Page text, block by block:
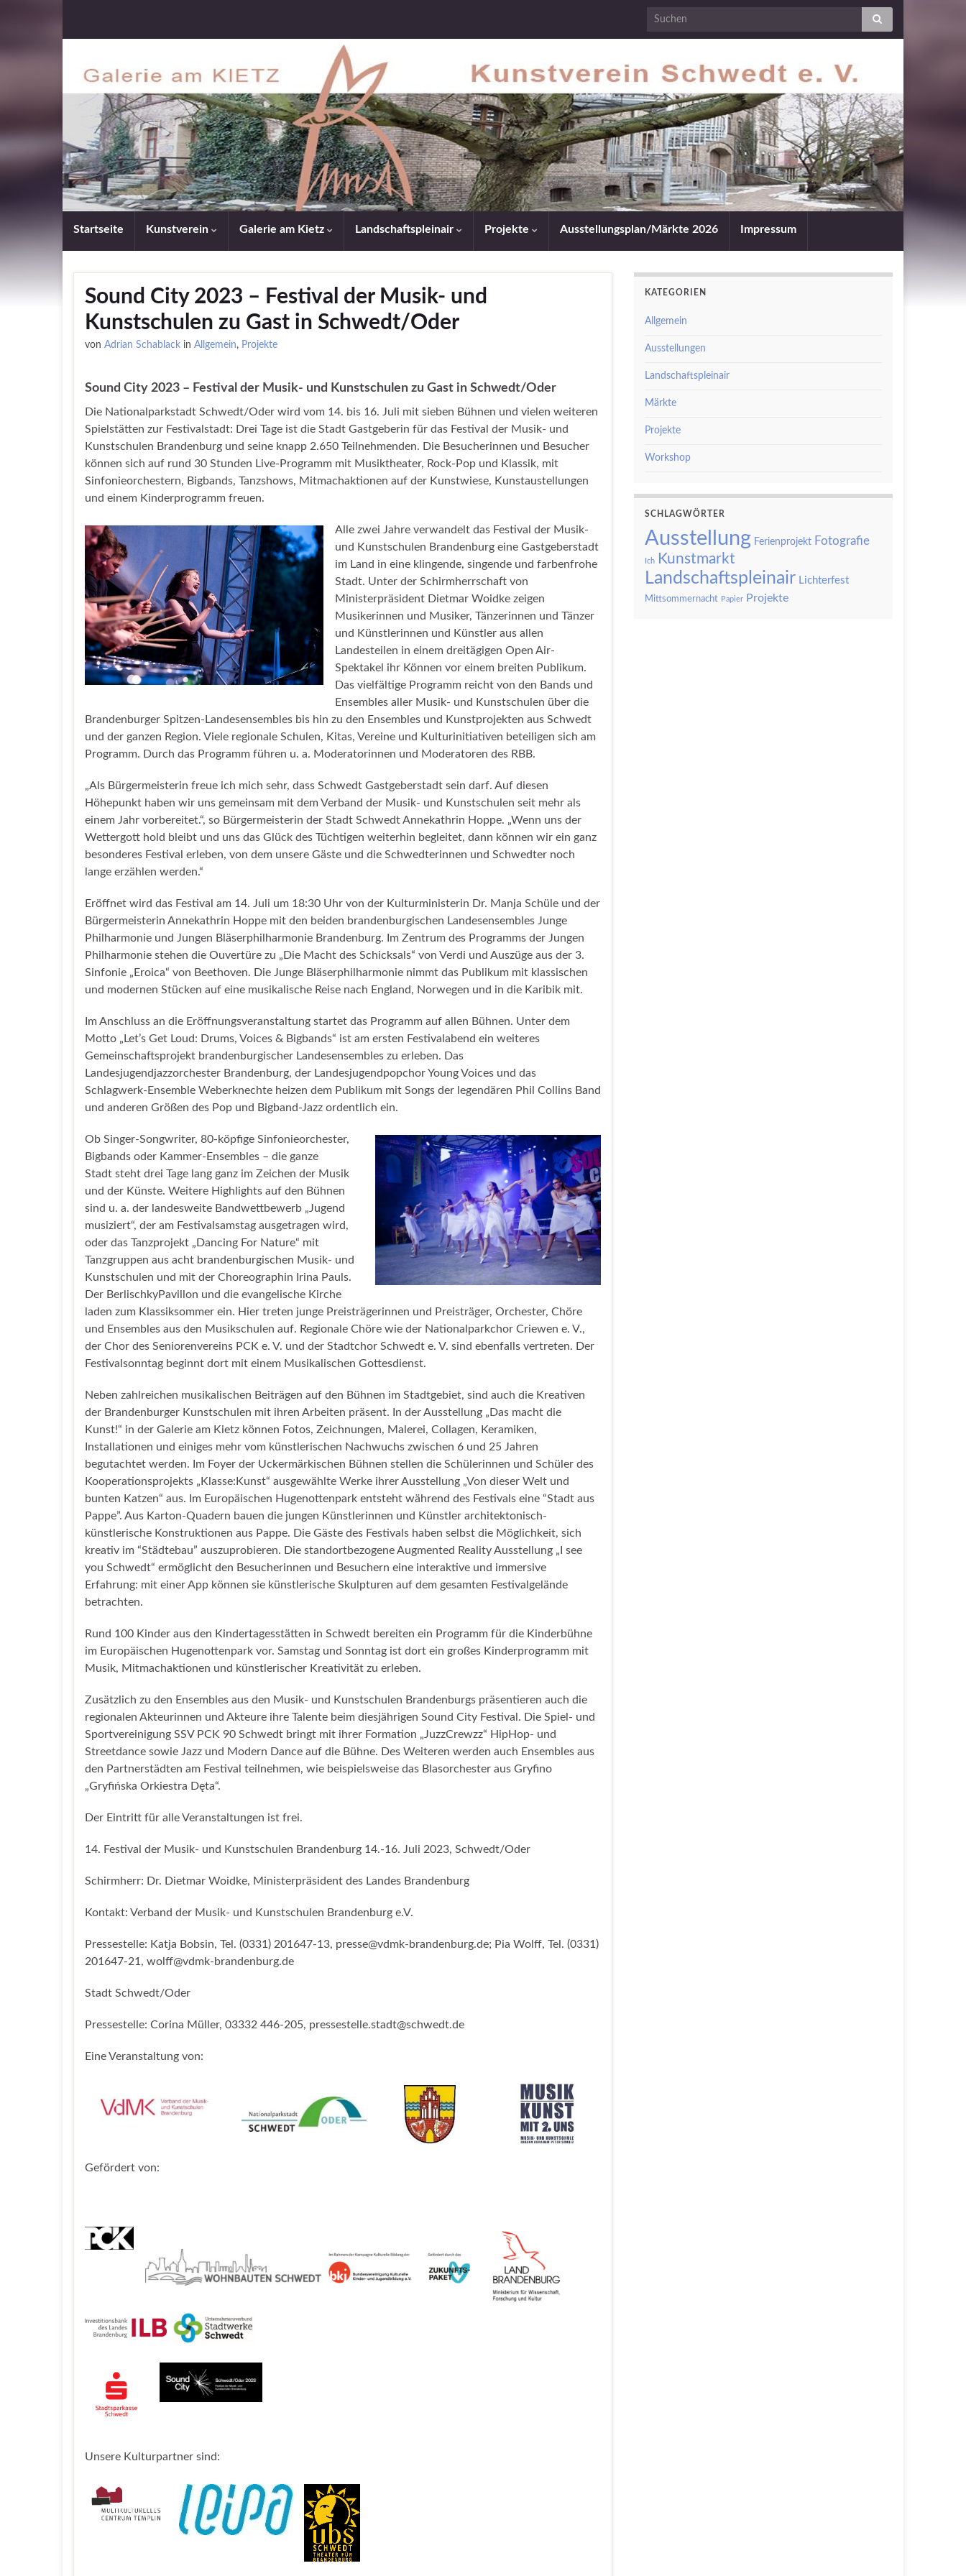
Startseite Kunstverein Galerie am Kietz Landschaftspleinair Projekte Ausstellungsplan/Märkte 2026 Impressum
Sound City 2023 – Festival der Musik- und
Kunstschulen zu Gast in Schwedt/Oder
von Adrian Schablack in Allgemein, Projekte
Sound City 2023 – Festival der Musik- und Kunstschulen zu Gast in Schwedt/Oder
Die Nationalparkstadt Schwedt/Oder wird vom 14. bis 16. Juli mit sieben Bühnen und vielen weiteren
Spielstätten zur Festivalstadt: Drei Tage ist die Stadt Gastgeberin für das Festival der Musik- und
Kunstschulen Brandenburg und seine knapp 2.650 Teilnehmenden. Die Besucherinnen und Besucher
können sich auf rund 30 Stunden Live-Programm mit Musiktheater, Rock-Pop und Klassik, mit
Sinfonieorchestern, Bigbands, Tanzshows, Mitmachaktionen auf der Kunstwiese, Kunstaustellungen
und einem Kinderprogramm freuen.
Alle zwei Jahre verwandelt das Festival der Musik-
und Kunstschulen Brandenburg eine Gastgeberstadt
im Land in eine klingende, singende und farbenfrohe
Stadt. Unter der Schirmherrschaft von
Ministerpräsident Dietmar Woidke zeigen
Musikerinnen und Musiker, Tänzerinnen und Tänzer
und Künstlerinnen und Künstler aus allen
Landesteilen in einem dreitägigen Open Air-
Spektakel ihr Können vor einem breiten Publikum.
Das vielfältige Programm reicht von den Bands und
Ensembles aller Musik- und Kunstschulen über die
Brandenburger Spitzen-Landesensembles bis hin zu den Ensembles und Kunstprojekten aus Schwedt
und der ganzen Region. Viele regionale Schulen, Kitas, Vereine und Kulturinitiativen beteiligen sich am
Programm. Durch das Programm führen u. a. Moderatorinnen und Moderatoren des RBB.
„Als Bürgermeisterin freue ich mich sehr, dass Schwedt Gastgeberstadt sein darf. Auf diesen
Höhepunkt haben wir uns gemeinsam mit dem Verband der Musik- und Kunstschulen seit mehr als
einem Jahr vorbereitet.“, so Bürgermeisterin der Stadt Schwedt Annekathrin Hoppe. „Wenn uns der
Wettergott hold bleibt und uns das Glück des Tüchtigen weiterhin begleitet, dann können wir ein ganz
besonderes Festival erleben, von dem unsere Gäste und die Schwedterinnen und Schwedter noch
lange erzählen werden.“
Eröffnet wird das Festival am 14. Juli um 18:30 Uhr von der Kulturministerin Dr. Manja Schüle und der
Bürgermeisterin Annekathrin Hoppe mit den beiden brandenburgischen Landesensembles Junge
Philharmonie und Jungen Bläserphilharmonie Brandenburg. Im Zentrum des Programms der Jungen
Philharmonie stehen die Ouvertüre zu „Die Macht des Schicksals“ von Verdi und Auszüge aus der 3.
Sinfonie „Eroica“ von Beethoven. Die Junge Bläserphilharmonie nimmt das Publikum mit klassischen
und modernen Stücken auf eine musikalische Reise nach England, Norwegen und in die Karibik mit.
Im Anschluss an die Eröffnungsveranstaltung startet das Programm auf allen Bühnen. Unter dem
Motto „Let’s Get Loud: Drums, Voices & Bigbands“ ist am ersten Festivalabend ein weiteres
Gemeinschaftsprojekt brandenburgischer Landesensembles zu erleben. Das
Landesjugendjazzorchester Brandenburg, der Landesjugendpopchor Young Voices und das
Schlagwerk-Ensemble Weberknechte heizen dem Publikum mit Songs der legendären Phil Collins Band
und anderen Größen des Pop und Bigband-Jazz ordentlich ein.
Ob Singer-Songwriter, 80-köpfige Sinfonieorchester,
Bigbands oder Kammer-Ensembles – die ganze
Stadt steht drei Tage lang ganz im Zeichen der Musik
und der Künste. Weitere Highlights auf den Bühnen
sind u. a. der landesweite Bandwettbewerb „Jugend
musiziert“, der am Festivalsamstag ausgetragen wird,
oder das Tanzprojekt „Dancing For Nature“ mit
Tanzgruppen aus acht brandenburgischen Musik- und
Kunstschulen und mit der Choreographin Irina Pauls.
Der BerlischkyPavillon und die evangelische Kirche
laden zum Klassiksommer ein. Hier treten junge Preisträgerinnen und Preisträger, Orchester, Chöre
und Ensembles aus den Musikschulen auf. Regionale Chöre wie der Nationalparkchor Criewen e. V.,
der Chor des Seniorenvereins PCK e. V. und der Stadtchor Schwedt e. V. sind ebenfalls vertreten. Der
Festivalsonntag beginnt dort mit einem Musikalischen Gottesdienst.
Neben zahlreichen musikalischen Beiträgen auf den Bühnen im Stadtgebiet, sind auch die Kreativen
der Brandenburger Kunstschulen mit ihren Arbeiten präsent. In der Ausstellung „Das macht die
Kunst!“ in der Galerie am Kietz können Fotos, Zeichnungen, Malerei, Collagen, Keramiken,
Installationen und einiges mehr vom künstlerischen Nachwuchs zwischen 6 und 25 Jahren
begutachtet werden. Im Foyer der Uckermärkischen Bühnen stellen die Schülerinnen und Schüler des
Kooperationsprojekts „Klasse:Kunst“ ausgewählte Werke ihrer Ausstellung „Von dieser Welt und
bunten Katzen“ aus. Im Europäischen Hugenottenpark entsteht während des Festivals eine “Stadt aus
Pappe”. Aus Karton-Quadern bauen die jungen Künstlerinnen und Künstler architektonisch-
künstlerische Konstruktionen aus Pappe. Die Gäste des Festivals haben selbst die Möglichkeit, sich
kreativ im “Städtebau” auszuprobieren. Die standortbezogene Augmented Reality Ausstellung „I see
you Schwedt“ ermöglicht den Besucherinnen und Besuchern eine interaktive und immersive
Erfahrung: mit einer App können sie künstlerische Skulpturen auf dem gesamten Festivalgelände
betrachten.
Rund 100 Kinder aus den Kindertagesstätten in Schwedt bereiten ein Programm für die Kinderbühne
im Europäischen Hugenottenpark vor. Samstag und Sonntag ist dort ein großes Kinderprogramm mit
Musik, Mitmachaktionen und künstlerischer Kreativität zu erleben.
Zusätzlich zu den Ensembles aus den Musik- und Kunstschulen Brandenburgs präsentieren auch die
regionalen Akteurinnen und Akteure ihre Talente beim diesjährigen Sound City Festival. Die Spiel- und
Sportvereinigung SSV PCK 90 Schwedt bringt mit ihrer Formation „JuzzCrewzz“ HipHop- und
Streetdance sowie Jazz und Modern Dance auf die Bühne. Des Weiteren werden auch Ensembles aus
den Partnerstädten am Festival teilnehmen, wie beispielsweise das Blasorchester aus Gryfino
„Gryfińska Orkiestra Dęta“.
Der Eintritt für alle Veranstaltungen ist frei.
14. Festival der Musik- und Kunstschulen Brandenburg 14.-16. Juli 2023, Schwedt/Oder
Schirmherr: Dr. Dietmar Woidke, Ministerpräsident des Landes Brandenburg
Kontakt: Verband der Musik- und Kunstschulen Brandenburg e.V.
Pressestelle: Katja Bobsin, Tel. (0331) 201647-13, presse@vdmk-brandenburg.de; Pia Wolff, Tel. (0331)
201647-21, wolff@vdmk-brandenburg.de
Stadt Schwedt/Oder
Pressestelle: Corina Müller, 03332 446-205, pressestelle.stadt@schwedt.de
Eine Veranstaltung von:
Gefördert von:
Unsere Kulturpartner sind:
KATEGORIEN
Allgemein
Ausstellungen
Landschaftspleinair
Märkte
Projekte
Workshop
SCHLAGWÖRTER
Ausstellung Ferienprojekt Fotografie
Ich Kunstmarkt
Landschaftspleinair Lichterfest
Mittsommernacht Papier Projekte